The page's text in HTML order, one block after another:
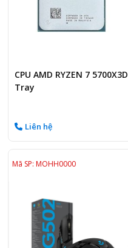
CPU AMD RYZEN 7 5700X3D
Tray
Liên hệ
Mã SP: MOHH0000